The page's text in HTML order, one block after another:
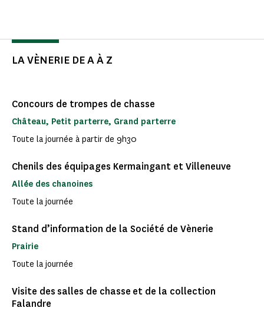
LA VÈNERIE DE A À Z
Concours de trompes de chasse
Château, Petit parterre, Grand parterre
Toute la journée à partir de 9h30
Chenils des équipages Kermaingant et Villeneuve
Allée des chanoines
Toute la journée
Stand d’information de la Société de Vènerie
Prairie
Toute la journée
Visite des salles de chasse et de la collection
Falandre